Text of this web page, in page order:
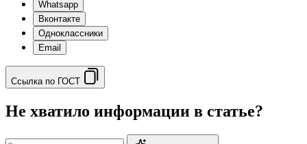
Whatsapp
Вконтакте
Одноклассники
Email
Ссылка по ГОСТ
Не хватило информации в статье?